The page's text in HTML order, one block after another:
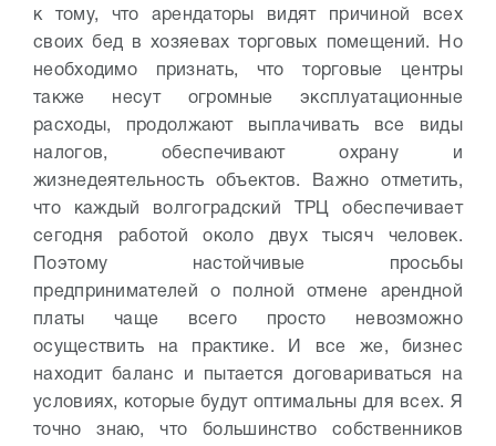
к тому, что арендаторы видят причиной всех
своих бед в хозяевах торговых помещений. Но
необходимо признать, что торговые центры
также несут огромные эксплуатационные
расходы, продолжают выплачивать все виды
налогов, обеспечивают охрану и
жизнедеятельность объектов. Важно отметить,
что каждый волгоградский ТРЦ обеспечивает
сегодня работой около двух тысяч человек.
Поэтому настойчивые просьбы
предпринимателей о полной отмене арендной
платы чаще всего просто невозможно
осуществить на практике. И все же, бизнес
находит баланс и пытается договариваться на
условиях, которые будут оптимальны для всех. Я
точно знаю, что большинство собственников